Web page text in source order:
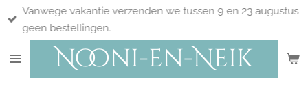
Ga
direct
de
Nooni-en-Neik
Vanwege vakantie verzenden we tussen 9 en 23 augustus
geen bestellingen.